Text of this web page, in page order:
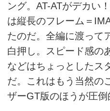
ング。AT-ATがデカい
は縦長のフレーム＝
たのだ。全編に渡って
白押し。スピード感の
などはちょっとしたス
だ。これはもう当然の
ザーGT版のほうが圧倒